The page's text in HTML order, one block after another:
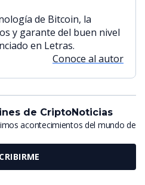
de Bitcoin, la
y garante del buen nivel
en Letras.
Conoce al autor
de CriptoNoticias
acontecimientos del mundo de